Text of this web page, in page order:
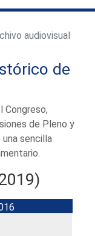
audiovisual
de
Congreso,
de Pleno y
sencilla